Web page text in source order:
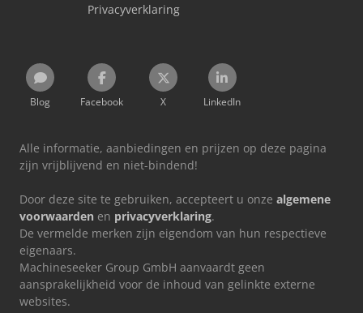
Privacyverklaring
Blog Facebook X LinkedIn
Alle informatie, aanbiedingen en prijzen op deze pagina
zijn vrijblijvend en niet-bindend!
Door deze site te gebruiken, accepteert u onze algemene
voorwaarden en privacyverklaring.
De vermelde merken zijn eigendom van hun respectieve
eigenaars.
Machineseeker Group GmbH aanvaardt geen
aansprakelijkheid voor de inhoud van gelinkte externe
websites.